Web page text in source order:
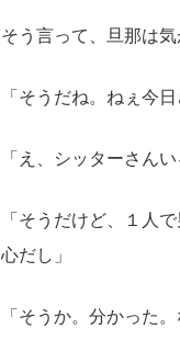
そう言って、旦那は
「そうだね。ねぇ今
「え、シッターさん
「そうだけど、１人
心だし」
「そうか。分かった